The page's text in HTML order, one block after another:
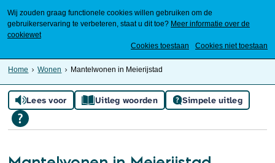
Wij zouden graag functionele cookies willen gebruiken om de
gebruikerservaring te verbeteren, staat u dit toe? Meer informatie over de
cookiewet
Cookies toestaan
Cookies niet toestaan
Home Wonen Mantelwonen in Meierijstad
Lees voor Uitleg woorden Simpele uitleg